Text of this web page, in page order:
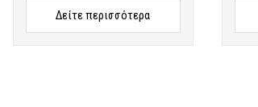
Δείτε περισσότερα